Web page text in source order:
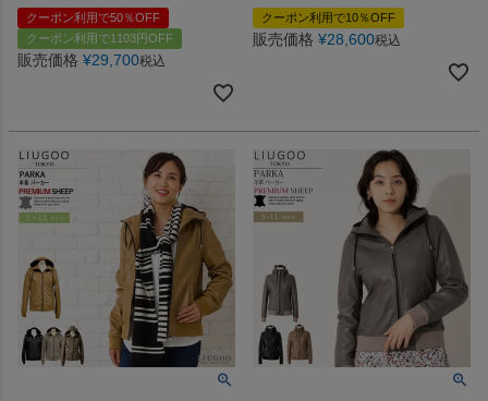
クーポン利用で50％OFF
クーポン利用で1103円OFF
販売価格 ¥29,700税込
クーポン利用で10％OFF
販売価格 ¥28,600税込